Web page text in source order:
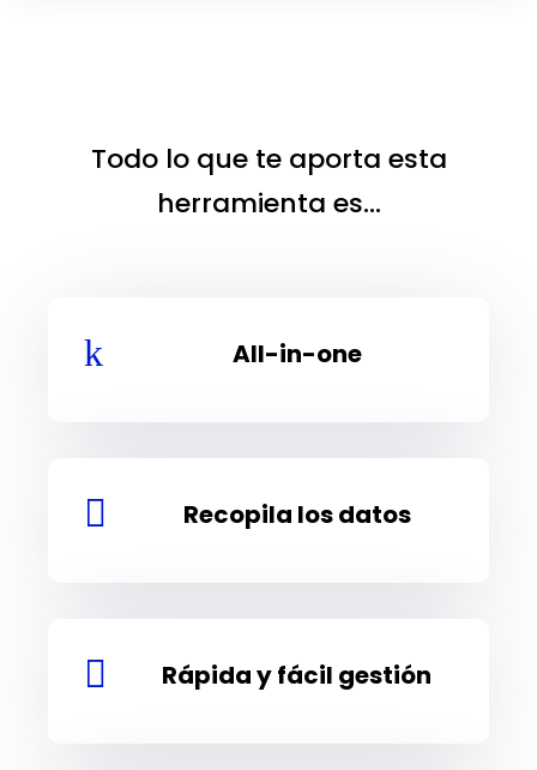
Todo lo que te aporta esta
herramienta es…
k All-in-one
 Recopila los datos
 Rápida y fácil gestión